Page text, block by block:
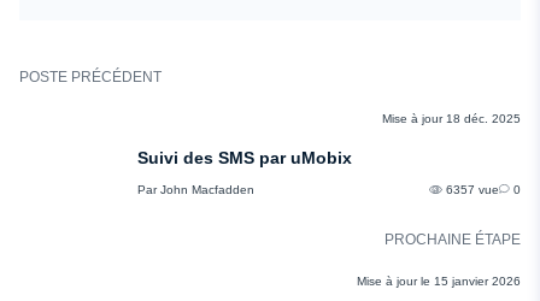
POSTE PRÉCÉDENT
Mise à jour 18 déc. 2025
Suivi des SMS par uMobix
Par John Macfadden 6357 vue 0
PROCHAINE ÉTAPE
Mise à jour le 15 janvier 2026